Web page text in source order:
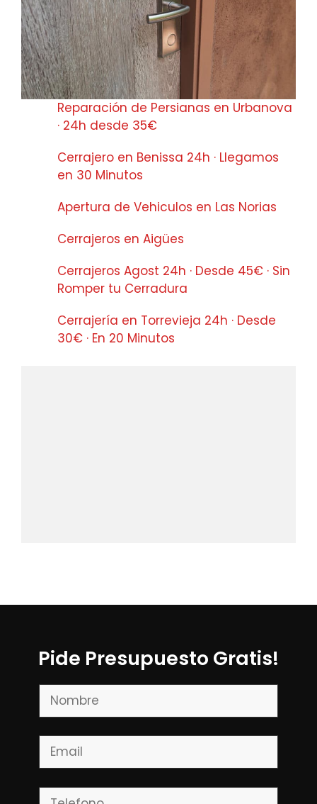
Reparación de Persianas en Urbanova
· 24h desde 35€
Cerrajero en Benissa 24h · Llegamos
en 30 Minutos
Apertura de Vehiculos en Las Norias
Cerrajeros en Aigües
Cerrajeros Agost 24h · Desde 45€ · Sin
Romper tu Cerradura
Cerrajería en Torrevieja 24h · Desde
30€ · En 20 Minutos
Pide Presupuesto Gratis!